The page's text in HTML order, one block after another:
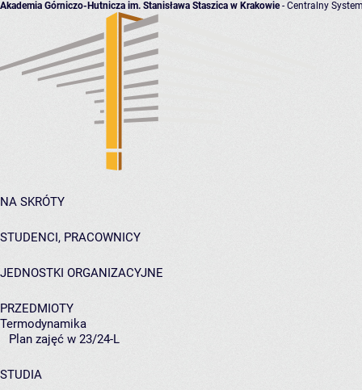
Akademia Górniczo-Hutnicza im. Stanisława Staszica w Krakowie- Centralny
NA SKRÓTY
STUDENCI, PRACOWNICY
JEDNOSTKI ORGANIZACYJNE
PRZEDMIOTY
Termodynamika
Plan zajęć w 23/24-L
STUDIA